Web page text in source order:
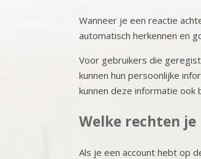
Wanneer je een reactie
automatisch herkennen en
Voor gebruikers die
kunnen hun persoonlijke
kunnen deze informatie ook
Welke rechten
Als je een account hebt op